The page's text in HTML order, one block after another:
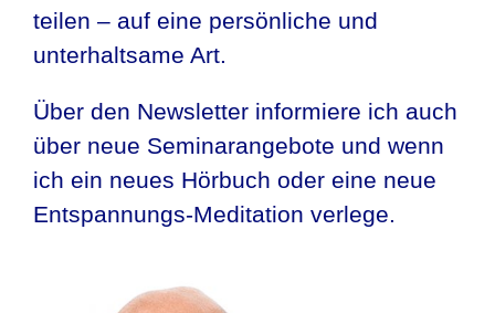
teilen – auf eine persönliche und
unterhaltsame Art.
Über den Newsletter informiere ich auch
über neue Seminarangebote und wenn
ich ein neues Hörbuch oder eine neue
Entspannungs-Meditation verlege.